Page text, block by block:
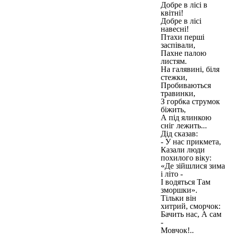
Добре в лісі в
квітні!
Добре в лісі
навесні!
Птахи перші
заспівали,
Пахне палою
листям.
На галявині, біля
стежки,
Пробиваються
травинки,
З горбка струмок
біжить,
А під ялинкою
сніг лежить...
Дід сказав:
- У нас прикмета,
Казали люди
похилого віку:
«Де зійшлися зима
і літо -
І водяться Там
зморшки».
Тільки він
хитрий, сморчок:
Бачить нас, А сам
-
Мовчок!..